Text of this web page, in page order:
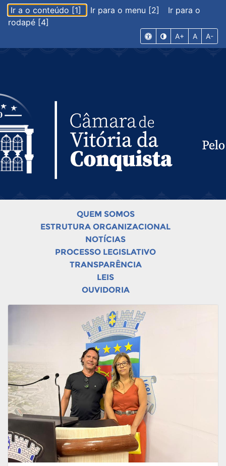
Ir a o conteúdo [1] Ir para o menu [2]
Ir para o
rodapé [4]
A+ A A-
QUEM SOMOS
ESTRUTURA ORGANIZACIONAL
NOTÍCIAS
PROCESSO LEGISLATIVO
TRANSPARÊNCIA
LEIS
OUVIDORIA